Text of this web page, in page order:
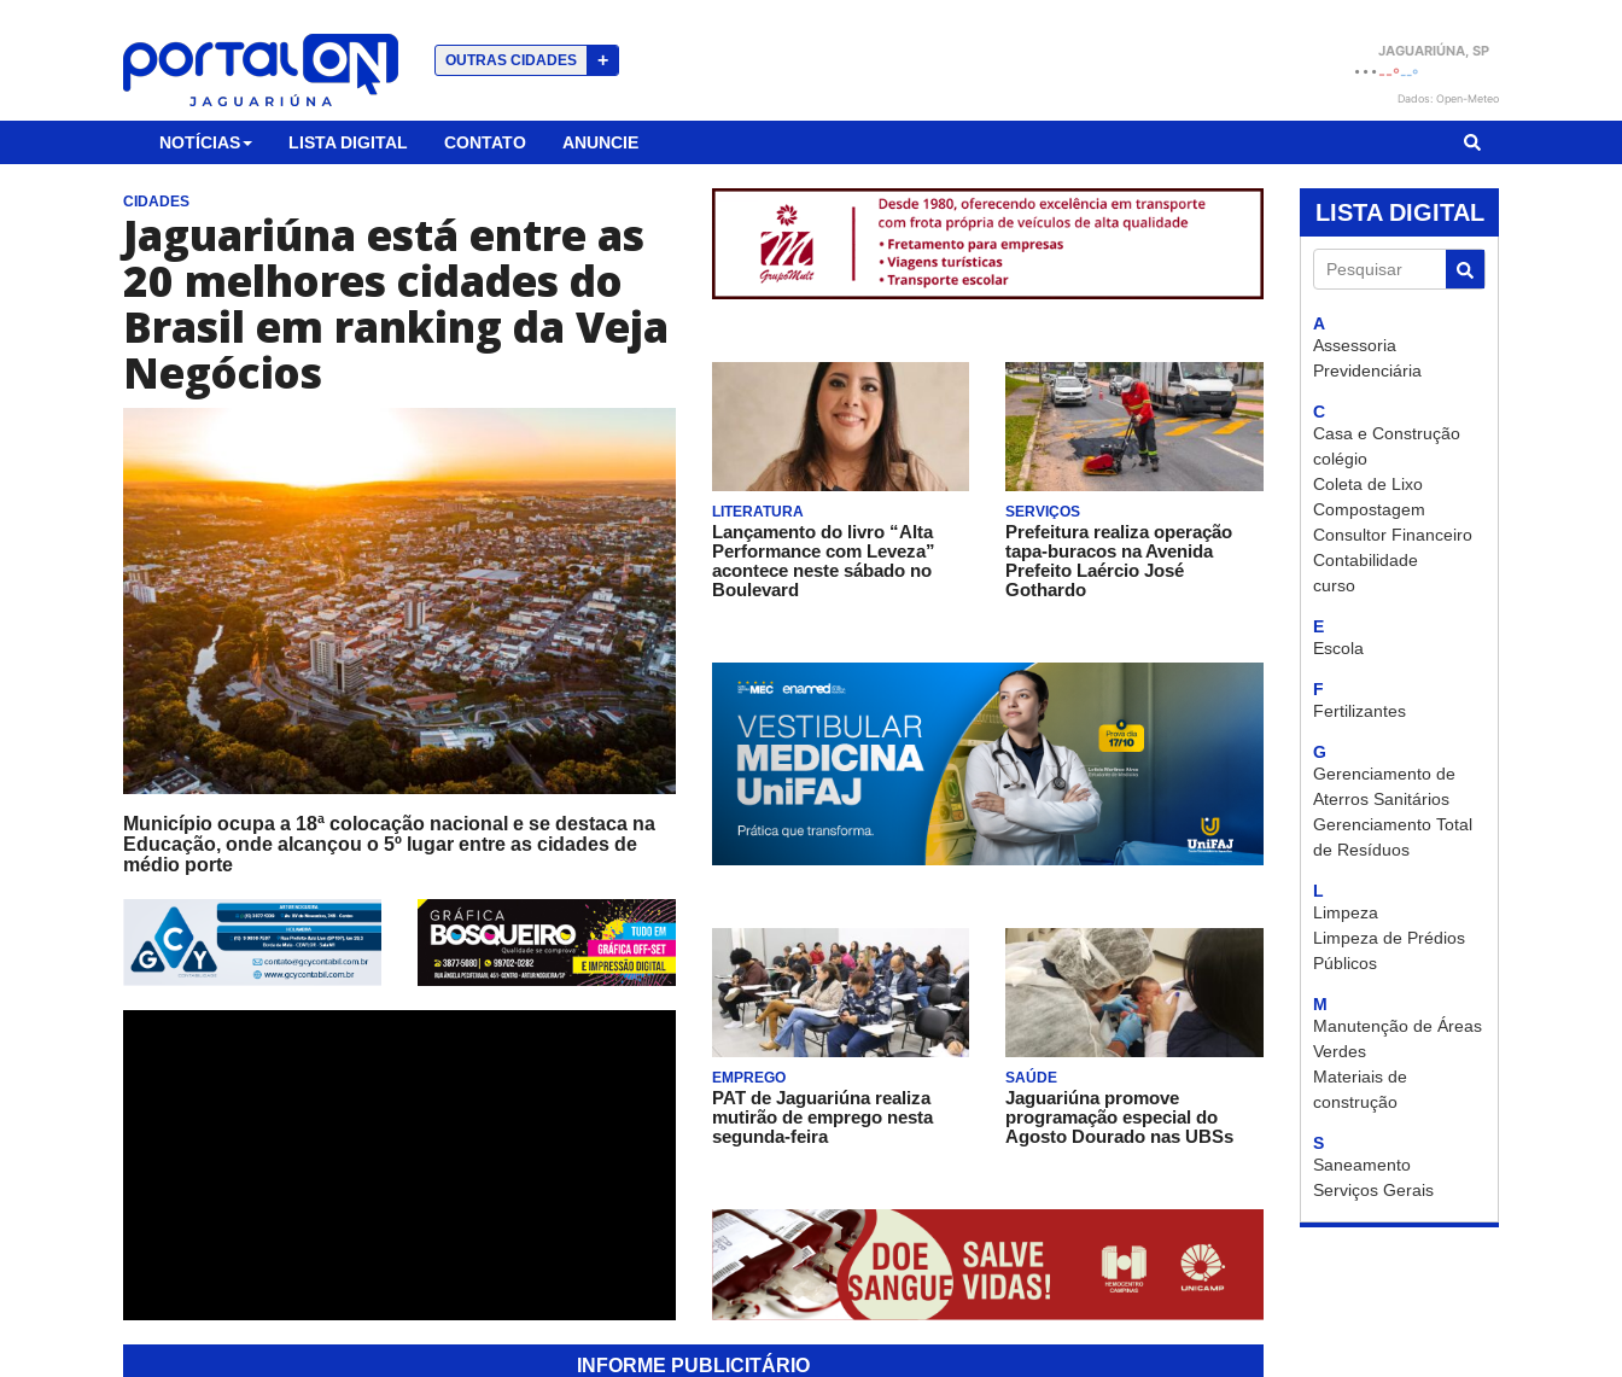
OUTRAS CIDADES + ...JAGUARIÚNA , SP
--°--°
Dados: Open-Meteo
NOTÍCIAS LISTA DIGITAL CONTATO ANUNCIE
CIDADES
Jaguariúna está entre as
20 melhores cidades do
Brasil em ranking da Veja
Negócios
Município ocupa a 18ª colocação nacional e se destaca na
Educação, onde alcançou o 5º lugar entre as cidades de
médio porte
LITERATURA
Lançamento do livro “Alta
Performance com Leveza”
acontece neste sábado no
Boulevard
SERVIÇOS
Prefeitura realiza operação
tapa-buracos na Avenida
Prefeito Laércio José
Gothardo
EMPREGO
PAT de Jaguariúna realiza
mutirão de emprego nesta
segunda-feira
SAÚDE
Jaguariúna promove
programação especial do
Agosto Dourado nas UBSs
INFORME PUBLICITÁRIO
LISTA DIGITAL
Pesquisar
A
Assessoria
Previdenciária
C
Casa e Construção
colégio
Coleta de Lixo
Compostagem
Consultor Financeiro
Contabilidade
curso
E
Escola
F
Fertilizantes
G
Gerenciamento de
Aterros Sanitários
Gerenciamento Total
de Resíduos
L
Limpeza
Limpeza de Prédios
Públicos
M
Manutenção de Áreas
Verdes
Materiais de
construção
S
Saneamento
Serviços Gerais